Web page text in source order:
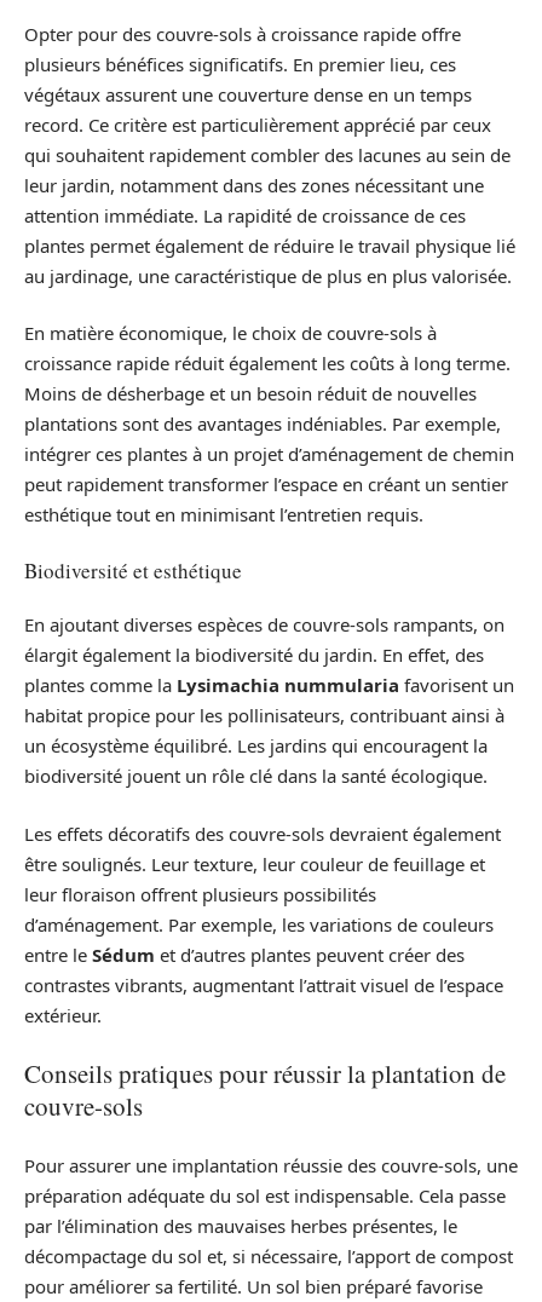
Opter pour des couvre-sols à croissance rapide offre
plusieurs bénéfices significatifs. En premier lieu, ces
végétaux assurent une couverture dense en un temps
record. Ce critère est particulièrement apprécié par ceux
qui souhaitent rapidement combler des lacunes au sein de
leur jardin, notamment dans des zones nécessitant une
attention immédiate. La rapidité de croissance de ces
plantes permet également de réduire le travail physique lié
au jardinage, une caractéristique de plus en plus valorisée.
En matière économique, le choix de couvre-sols à
croissance rapide réduit également les coûts à long terme.
Moins de désherbage et un besoin réduit de nouvelles
plantations sont des avantages indéniables. Par exemple,
intégrer ces plantes à un projet d’aménagement de chemin
peut rapidement transformer l’espace en créant un sentier
esthétique tout en minimisant l’entretien requis.
Biodiversité et esthétique
En ajoutant diverses espèces de couvre-sols rampants, on
élargit également la biodiversité du jardin. En effet, des
plantes comme la Lysimachia nummularia favorisent un
habitat propice pour les pollinisateurs, contribuant ainsi à
un écosystème équilibré. Les jardins qui encouragent la
biodiversité jouent un rôle clé dans la santé écologique.
Les effets décoratifs des couvre-sols devraient également
être soulignés. Leur texture, leur couleur de feuillage et
leur floraison offrent plusieurs possibilités
d’aménagement. Par exemple, les variations de couleurs
entre le Sédum et d’autres plantes peuvent créer des
contrastes vibrants, augmentant l’attrait visuel de l’espace
extérieur.
Conseils pratiques pour réussir la plantation de
couvre-sols
Pour assurer une implantation réussie des couvre-sols, une
préparation adéquate du sol est indispensable. Cela passe
par l’élimination des mauvaises herbes présentes, le
décompactage du sol et, si nécessaire, l’apport de compost
pour améliorer sa fertilité. Un sol bien préparé favorise